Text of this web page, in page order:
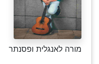
מורה לאנגלית ופסנתר